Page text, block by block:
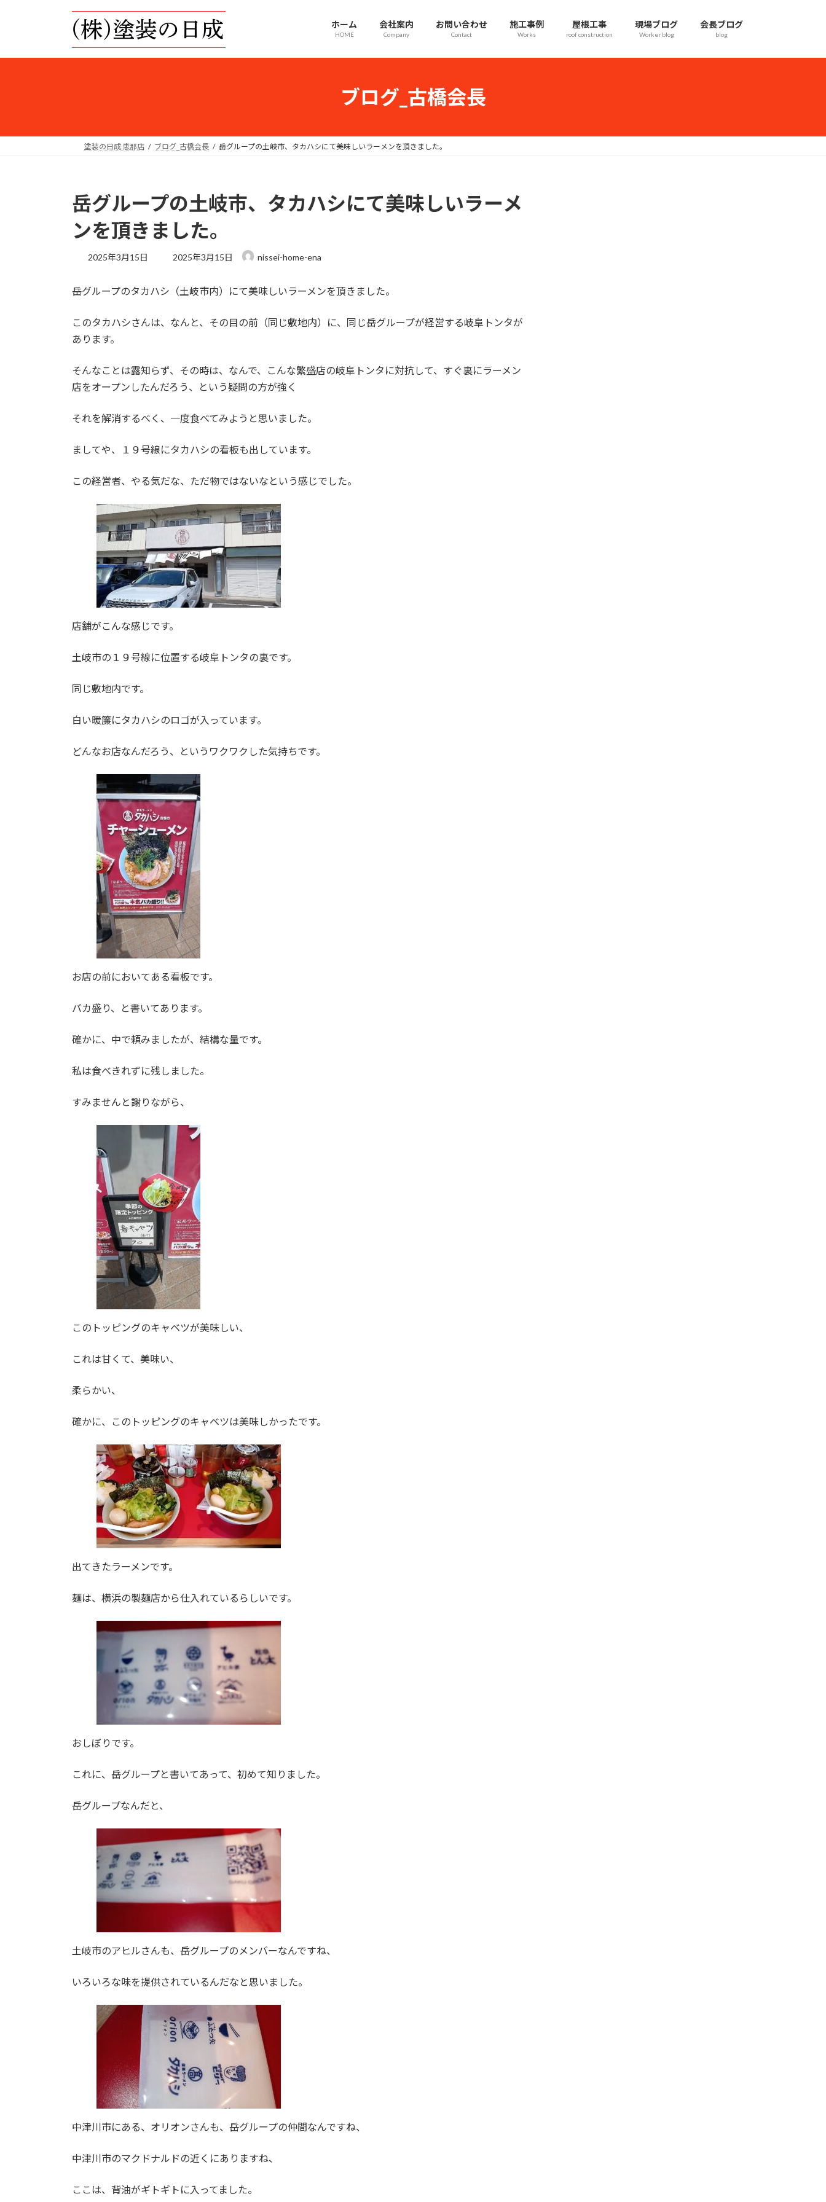
プ
動
ホーム
HOME
会社案内
Company
お問い合わせ
Contact
施工事例
Works
屋根工事
roof construction
現場ブログ
Worker blog
会長ブログ
blog
ブログ_古橋会長
塗装の日成 恵那店 ブログ_古橋会長 岳グループの土岐市、タカハシにて美味しいラーメンを頂きました。
岳グループの土岐市、タカハシにて美味しいラーメ
ンを頂きました。
2025年3月15日
最
新
時
:
2025年3月15日 nissei-home-ena
岳グループのタカハシ（土岐市内）にて美味しいラーメンを頂きました。
このタカハシさんは、なんと、その目の前（同じ敷地内）に、同じ岳グループが経営する岐阜トンタが
あります。
そんなことは露知らず、その時は、なんで、こんな繁盛店の岐阜トンタに対抗して、すぐ裏にラーメン
店をオープンしたんだろう、という疑問の方が強く
それを解消するべく、一度食べてみようと思いました。
ましてや、１９号線にタカハシの看板も出しています。
この経営者、やる気だな、ただ物ではないなという感じでした。
店舗がこんな感じです。
土岐市の１９号線に位置する岐阜トンタの裏です。
同じ敷地内です。
白い暖簾にタカハシのロゴが入っています。
どんなお店なんだろう、というワクワクした気持ちです。
お店の前においてある看板です。
バカ盛り、と書いてあります。
確かに、中で頼みましたが、結構な量です。
私は食べきれずに残しました。
すみませんと謝りながら、
このトッピングのキャベツが美味しい、
これは甘くて、美味い、
柔らかい、
確かに、このトッピングのキャベツは美味しかったです。
出てきたラーメンです。
麺は、横浜の製麺店から仕入れているらしいです。
おしぼりです。
これに、岳グループと書いてあって、初めて知りました。
岳グループなんだと、
土岐市のアヒルさんも、岳グループのメンバーなんですね、
いろいろな味を提供されているんだなと思いました。
中津川市にある、オリオンさんも、岳グループの仲間なんですね、
中津川市のマクドナルドの近くにありますね、
ここは、背油がギトギトに入ってました。